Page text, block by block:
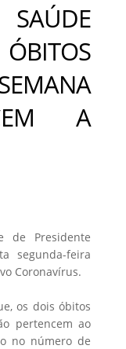
SAÚDE
A
de Presidente
segunda-feira
Coronavírus.
os dois óbitos
pertencem ao
no número de